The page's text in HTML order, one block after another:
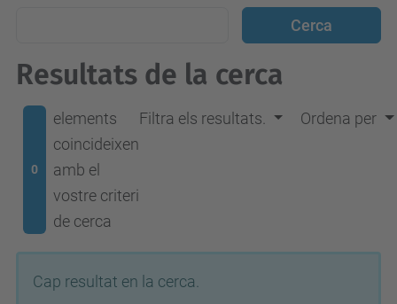
Resultats de la cerca
0
elements
coincideixen
amb el
vostre criteri
de cerca
Filtra els resultats. Ordena per
Cap resultat en la cerca.